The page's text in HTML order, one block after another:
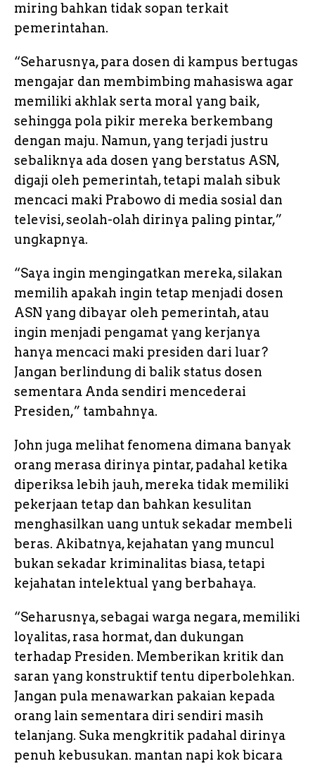
miring bahkan tidak sopan terkait
pemerintahan.
“Seharusnya, para dosen di kampus bertugas
mengajar dan membimbing mahasiswa agar
memiliki akhlak serta moral yang baik,
sehingga pola pikir mereka berkembang
dengan maju. Namun, yang terjadi justru
sebaliknya ada dosen yang berstatus ASN,
digaji oleh pemerintah, tetapi malah sibuk
mencaci maki Prabowo di media sosial dan
televisi, seolah-olah dirinya paling pintar,”
ungkapnya.
“Saya ingin mengingatkan mereka, silakan
memilih apakah ingin tetap menjadi dosen
ASN yang dibayar oleh pemerintah, atau
ingin menjadi pengamat yang kerjanya
hanya mencaci maki presiden dari luar?
Jangan berlindung di balik status dosen
sementara Anda sendiri mencederai
Presiden,” tambahnya.
John juga melihat fenomena dimana banyak
orang merasa dirinya pintar, padahal ketika
diperiksa lebih jauh, mereka tidak memiliki
pekerjaan tetap dan bahkan kesulitan
menghasilkan uang untuk sekadar membeli
beras. Akibatnya, kejahatan yang muncul
bukan sekadar kriminalitas biasa, tetapi
kejahatan intelektual yang berbahaya.
“Seharusnya, sebagai warga negara, memiliki
loyalitas, rasa hormat, dan dukungan
terhadap Presiden. Memberikan kritik dan
saran yang konstruktif tentu diperbolehkan.
Jangan pula menawarkan pakaian kepada
orang lain sementara diri sendiri masih
telanjang. Suka mengkritik padahal dirinya
penuh kebusukan. mantan napi kok bicara